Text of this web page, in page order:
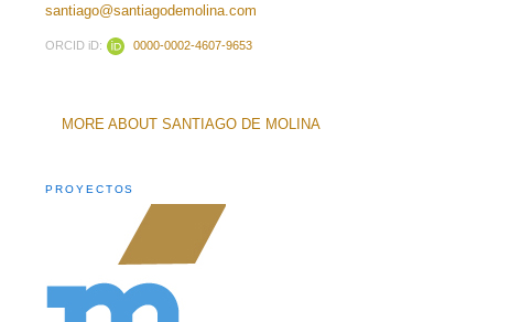
santiago@santiagodemolina.com
ORCID iD: 0000-0002-4607-9653
MORE ABOUT SANTIAGO DE MOLINA
PROYECTOS